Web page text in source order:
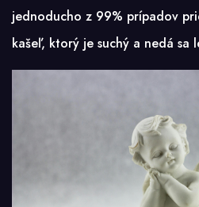
jednoducho z 99% prípadov
kašeľ, ktorý je suchý a nedá sa